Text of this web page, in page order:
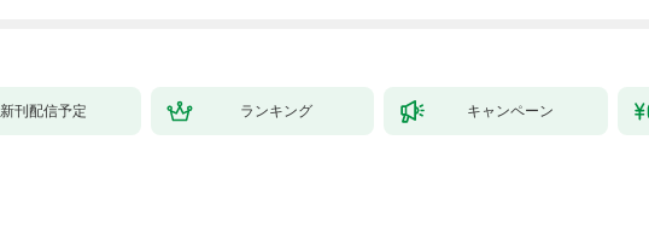
新刊配信予定 ランキング キャンペーン